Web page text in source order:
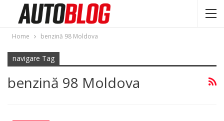
Home benzină 98 Moldova
navigare Tag
benzină 98 Moldova